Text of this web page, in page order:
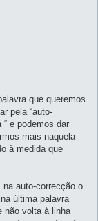
que queremos
pela “auto-
“ e podemos dar
mais naquela
à medida que
auto-correcção o
última palavra
não volta à linha